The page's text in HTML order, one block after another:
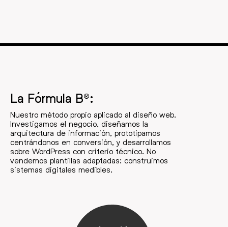
La Fórmula B®:
Nuestro método propio aplicado al diseño web.
Investigamos el negocio, diseñamos la
arquitectura de información, prototipamos
centrándonos en conversión, y desarrollamos
sobre WordPress con criterio técnico. No
vendemos plantillas adaptadas: construimos
sistemas digitales medibles.